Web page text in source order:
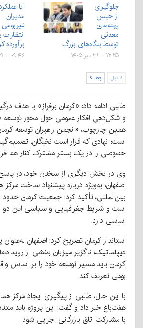
جلوگیری
از حبس
پهنه‌های
معدنی
توسط بنگاه‌های بزرگ
۱۲:۲۵ - ۳۱ تیر ۱۴۰۵
آیا
مدیران
غیربومی
انتظارات
برآورده
۰۹:۴۶ - ۲۹ تیر ۱۴۰۵
قبل بعد
طالبی ادامه داد: «کرمان برفراز» با هدف
و شکل‌دهی افکار عمومی حول محور
همین چارچوب، «انجمن راهبران توسعه
است؛ نهادی که قرار است نخبگان،
خصوصی را در یک بستر مشترک کنار هم
وی در بخش دیگری از سخنان خود، در پاسخ
اصفهان، به‌ویژه درباره پیشنهاد ساخت
بین‌المللی، تأکید کرد: جمعیت کرمان
است و شرایط جغرافیایی و سیاسی این دو
اساسی دارد.
استاندار کرمان تصریح کرد: اصفهان
دیپلماتیک، ناگزیر میزبان بخشی از
کرمان باید مسیر توسعه خود را بر اساس
بومی تعریف کند.
با این حال، طالبی از پیگیری ایجاد مرکز
هفت‌باغ خبر داد و گفت: این پروژه باید
با مشارکت اتاق بازرگانی اجرایی شود.